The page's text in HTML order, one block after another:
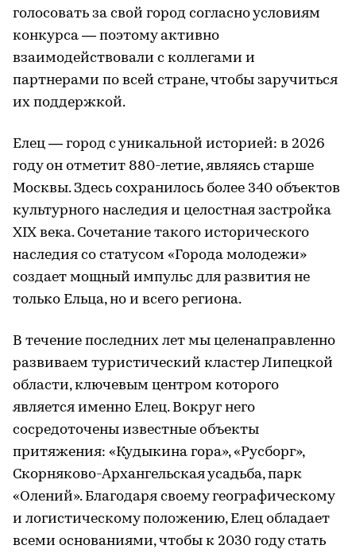
голосовать за свой город согласно условиям
конкурса — поэтому активно
взаимодействовали с коллегами и
партнерами по всей стране, чтобы заручиться
их поддержкой.
Елец — город с уникальной историей: в 2026
году он отметит 880-летие, являясь старше
Москвы. Здесь сохранилось более 340 объектов
культурного наследия и целостная застройка
XIX века. Сочетание такого исторического
наследия со статусом «Города молодежи»
создает мощный импульс для развития не
только Ельца, но и всего региона.
В течение последних лет мы целенаправленно
развиваем туристический кластер Липецкой
области, ключевым центром которого
является именно Елец. Вокруг него
сосредоточены известные объекты
притяжения: «Кудыкина гора», «Русборг»,
Скорняково-Архангельская усадьба, парк
«Олений». Благодаря своему географическому
и логистическому положению, Елец обладает
всеми основаниями, чтобы к 2030 году стать